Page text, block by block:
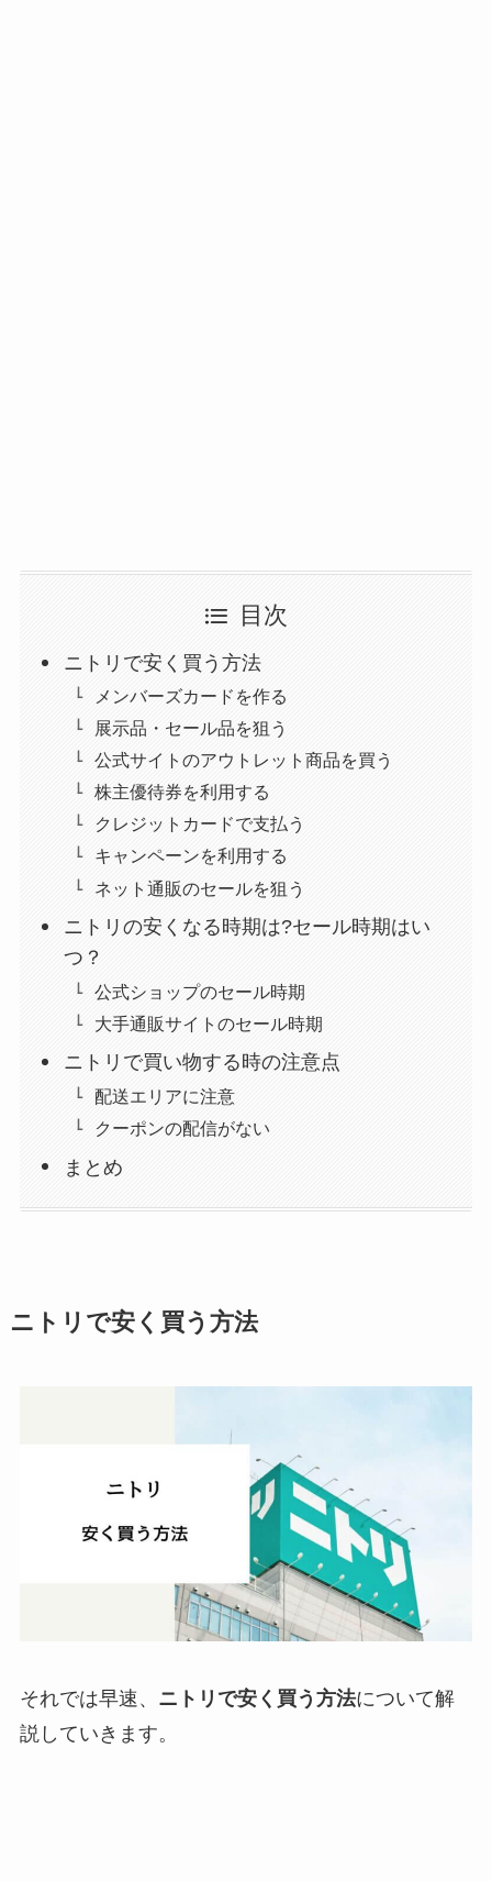
目次
ニトリで安く買う方法
メンバーズカードを作る
展示品・セール品を狙う
公式サイトのアウトレット商品を買う
株主優待券を利用する
クレジットカードで支払う
キャンペーンを利用する
ネット通販のセールを狙う
ニトリの安くなる時期は?セール時期はい
つ？
公式ショップのセール時期
大手通販サイトのセール時期
ニトリで買い物する時の注意点
配送エリアに注意
クーポンの配信がない
まとめ
ニトリで安く買う方法
それでは早速、 ニトリで安く買う方法について解
説していきます。